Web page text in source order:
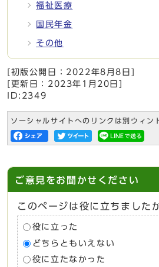
福祉医療
国民年金
その他
[初版公開日： 2022年8月8日
[更新日： 2023年1月20日
ID:2349
ソーシャルサイトへのリンクは別ウィン
ご意見をお聞かせください
このページは役に立ちました
役に立った
どちらともいえない
役に立たなかった